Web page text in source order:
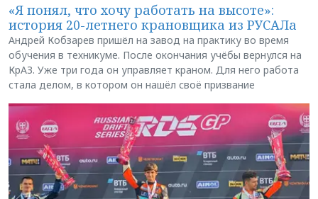
«Я понял, что хочу работать на высоте»:
история 20-летнего крановщика из РУСАЛа
Андрей Кобзарев пришёл на завод на практику во время
обучения в техникуме. После окончания учёбы вернулся на
КрАЗ. Уже три года он управляет краном. Для него работа
стала делом, в котором он нашёл своё призвание